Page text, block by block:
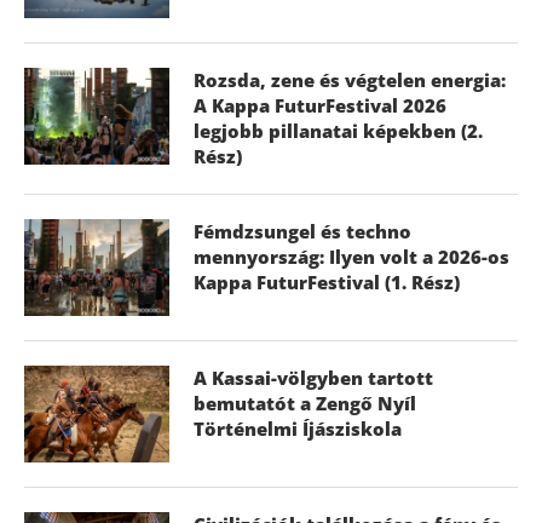
Rozsda, zene és végtelen energia:
A Kappa FuturFestival 2026
legjobb pillanatai képekben (2.
Rész)
Fémdzsungel és techno
mennyország: Ilyen volt a 2026-os
Kappa FuturFestival (1. Rész)
A Kassai-völgyben tartott
bemutatót a Zengő Nyíl
Történelmi Íjásziskola